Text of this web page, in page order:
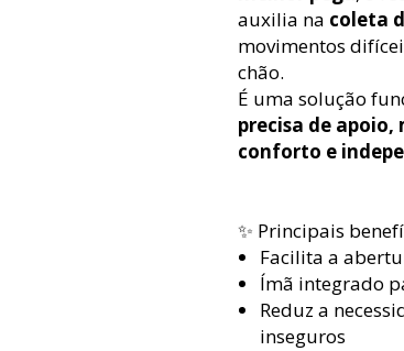
auxilia na coleta
movimentos
chão.
É uma solução
precisa de
conforto e
✨ Principais
Facilita a
Ímã integrado
Reduz a
inseguros